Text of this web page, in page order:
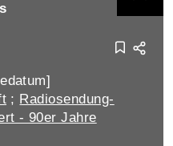
; Radiosendung-
- 90er Jahre